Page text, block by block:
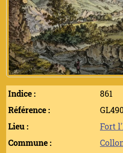
Indice :
861
Référence :
Lieu :
Fort
Commune :